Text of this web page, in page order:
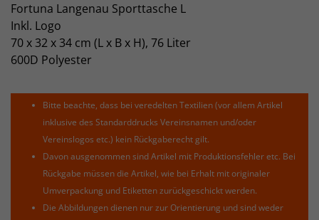
Fortuna Langenau Sporttasche L
Inkl. Logo
70 x 32 x 34 cm (L x B x H), 76 Liter
600D Polyester
Bitte beachte, dass bei veredelten Textilien (vor allem Artikel
inklusive des Standarddrucks Vereinsnamen und/oder
Vereinslogos etc.) kein Rückgaberecht gilt.
Davon ausgenommen sind Artikel mit Produktionsfehler etc. Bei
Rückgabe müssen die Artikel, wie bei Erhalt mit originaler
Umverpackung und Etiketten zurückgeschickt werden.
Die Abbildungen dienen nur zur Orientierung und sind weder